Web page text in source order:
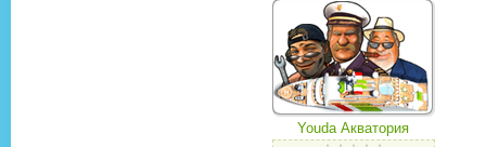
Youda Акватория